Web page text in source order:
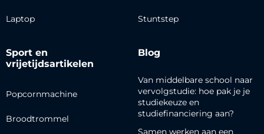
Laptop Stuntstep
Sport en
vrijetijdsartikelen
Popcornmachine
Broodtrommel
Blog
Van middelbare school naar
vervolgstudie: hoe pak je je
studiekeuze en
studiefinanciering aan?
Samen werken aan een